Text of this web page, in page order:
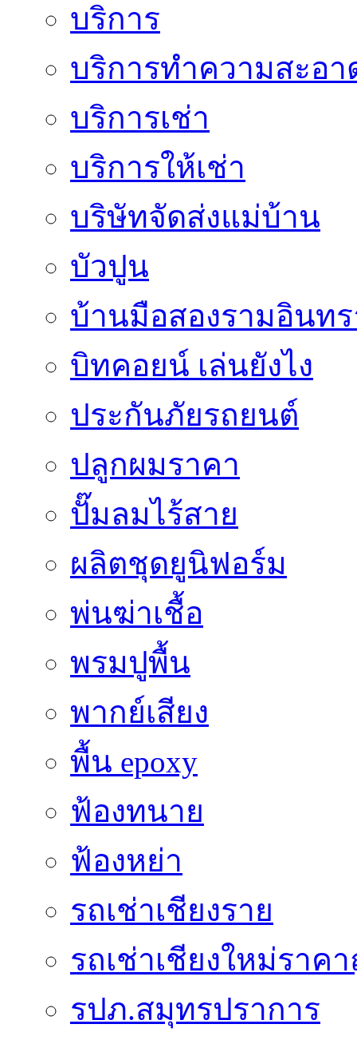
บริการ
บริการทำความสะอา
บริการเช่า
บริการให้เช่า
บริษัทจัดส่งแม่บ้าน
บัวปูน
บ้านมือสองรามอินท
บิทคอยน์ เล่นยังไง
ประกันภัยรถยนต์
ปลูกผมราคา
ปั๊มลมไร้สาย
ผลิตชุดยูนิฟอร์ม
พ่นฆ่าเชื้อ
พรมปูพื้น
พากย์เสียง
พื้น epoxy
ฟ้องทนาย
ฟ้องหย่า
รถเช่าเชียงราย
รถเช่าเชียงใหม่ราค
รปภ.สมุทรปราการ